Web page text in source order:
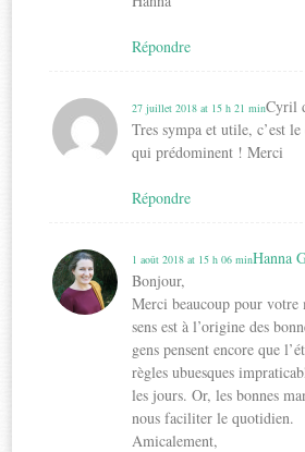
Répondre
Cyril
27 juillet 2018 at 15 h 21 min
Tres sympa et utile, c’est
qui prédominent ! Merci
Répondre
Hanna
1 août 2018 at 15 h 06 min
Bonjour,
Merci beaucoup pour votre
sens est à l’origine des
gens pensent encore que
règles ubuesques
les jours. Or, les bonnes
nous faciliter le quotidien.
Amicalement,